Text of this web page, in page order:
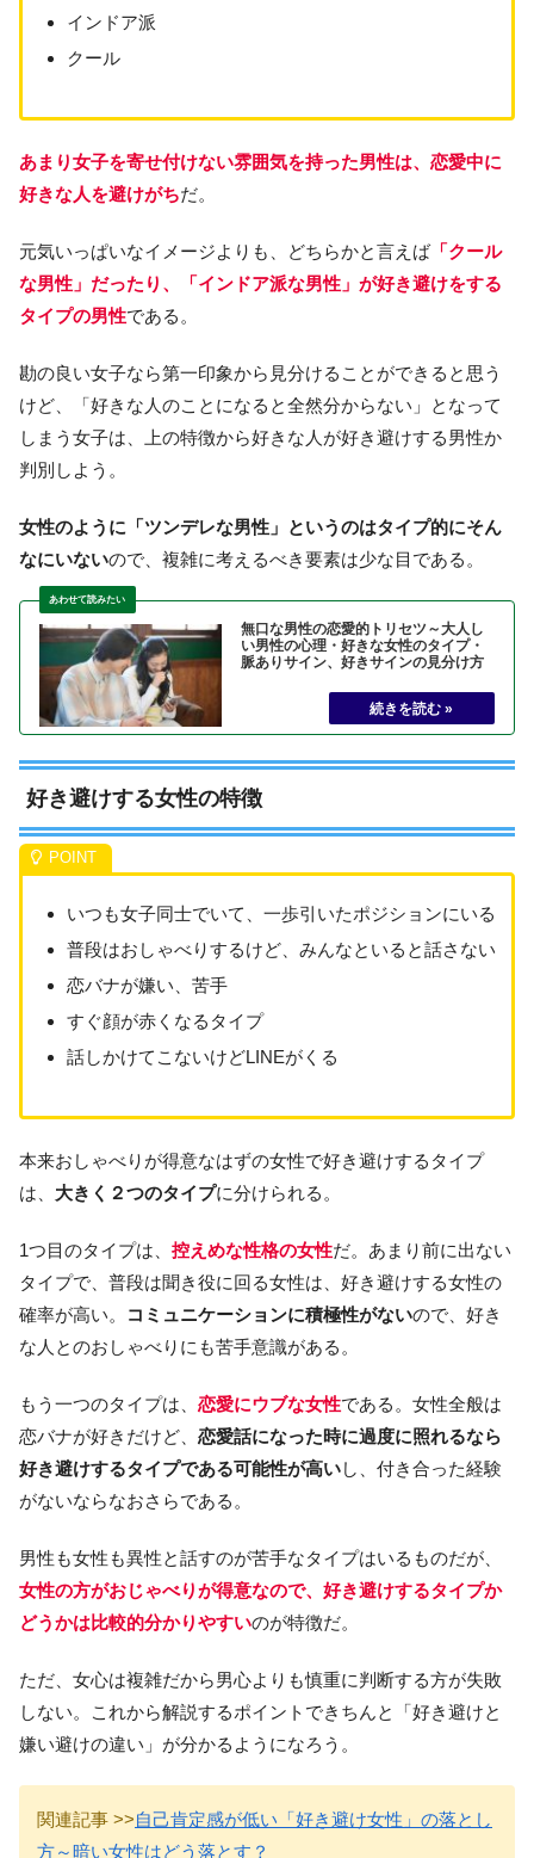
インドア派
クール
あまり女子を寄せ付けない雰囲気を持った男性は、恋愛中に
好きな人を避けがちだ。
元気いっぱいなイメージよりも、どちらかと言えば「クール
な男性」だったり、「インドア派な男性」が好き避けをする
タイプの男性である。
勘の良い女子なら第一印象から見分けることができると思う
けど、「好きな人のことになると全然分からない」となって
しまう女子は、上の特徴から好きな人が好き避けする男性か
判別しよう。
女性のように「ツンデレな男性」というのはタイプ的にそん
なにいないので、複雑に考えるべき要素は少な目である。
無口な男性の恋愛的トリセツ～大人し
い男性の心理・好きな女性のタイプ・
脈ありサイン、好きサインの見分け方
好き避けする女性の特徴
いつも女子同士でいて、一歩引いたポジションにいる
普段はおしゃべりするけど、みんなといると話さない
恋バナが嫌い、苦手
すぐ顔が赤くなるタイプ
話しかけてこないけどLINEがくる
本来おしゃべりが得意なはずの女性で好き避けするタイプ
は、 大きく２つのタイプに分けられる。
1つ目のタイプは、 控えめな性格の女性だ。あまり前に出ない
タイプで、普段は聞き役に回る女性は、好き避けする女性の
確率が高い。
コミュニケーションに積極性がないので、好き
な人とのおしゃべりにも苦手意識がある。
もう一つのタイプは、 恋愛にウブな女性である。女性全般は
恋バナが好きだけど、 恋愛話になった時に過度に照れるなら
好き避けするタイプである可能性が高いし、付き合った経験
がないならなおさらである。
男性も女性も異性と話すのが苦手なタイプはいるものだが、
女性の方がおじゃべりが得意なので、好き避けするタイプか
どうかは比較的分かりやすいのが特徴だ。
ただ、女心は複雑だから男心よりも慎重に判断する方が失敗
しない。これから解説するポイントできちんと「好き避けと
嫌い避けの違い」が分かるようになろう。
関連記事 >>自己肯定感が低い「好き避け女性」の落とし
方～暗い女性はどう落とす？